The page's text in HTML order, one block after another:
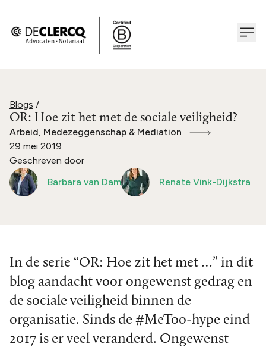
Blogs /
OR: Hoe zit het met de sociale veiligheid?
Arbeid, Medezeggenschap & Mediation
29 mei 2019
Geschreven door
Barbara van Dam
Renate Vink-Dijkstra
In de serie “OR: Hoe zit het met …” in dit
blog aandacht voor ongewenst gedrag en
de sociale veiligheid binnen de
organisatie. Sinds de #MeToo-hype eind
2017 is er veel veranderd. Ongewenst